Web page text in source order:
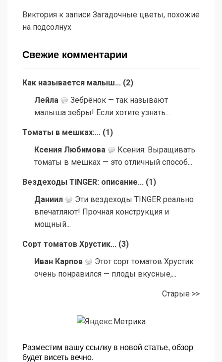
Виктория к записи Загадочные цветы, похожие
на подсолнух
Свежие комментарии
Как называется малыш... (2)
Лейла
Зебрёнок — так называют
малыша зебры! Если хотите узнать...
Томаты в мешках:... (1)
Ксения Любимова
Ксения: Выращивать
томаты в мешках — это отличный способ...
Вездеходы TINGER: описание... (1)
Даниил
Эти вездеходы TINGER реально
впечатляют! Прочная конструкция и
мощный...
Сорт томатов Хрустик... (3)
Иван Карпов
Этот сорт томатов Хрустик
очень понравился — плоды вкусные,...
Старые >>
Разместим вашу ссылку в новой статье, обзор
будет висеть вечно.